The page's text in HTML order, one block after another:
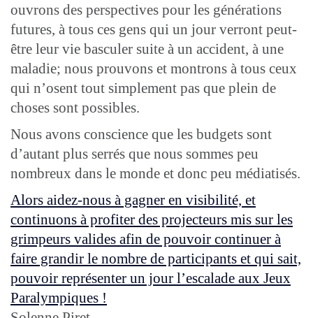
ouvrons des perspectives pour les générations
futures, à tous ces gens qui un jour verront peut-
être leur vie basculer suite à un accident, à une
maladie; nous prouvons et montrons à tous ceux
qui n’osent tout simplement pas que plein de
choses sont possibles.
Nous avons conscience que les budgets sont
d’autant plus serrés que nous sommes peu
nombreux dans le monde et donc peu médiatisés.
Alors aidez-nous à gagner en visibilité, et
continuons à profiter des projecteurs mis sur les
grimpeurs valides afin de pouvoir continuer à
faire grandir le nombre de participants et qui sait,
pouvoir représenter un jour l’escalade aux Jeux
Paralympiques !